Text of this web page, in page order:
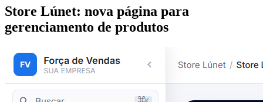
Store Lúnet: nova página para
gerenciamento de produtos